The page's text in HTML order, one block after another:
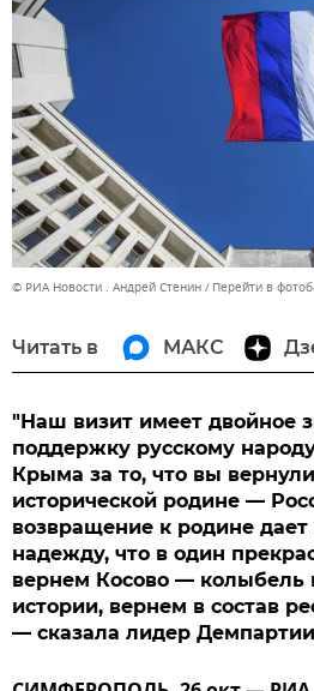
© РИА Новости . Андрей Стенин Перейти в
Читать в МАКС
"Наш визит имеет двойное
поддержку русскому
Крыма за то, что вы
исторической родине —
возвращение к родине
надежду, что в один
вернем Косово — колыбель
истории, вернем в состав
— сказала лидер